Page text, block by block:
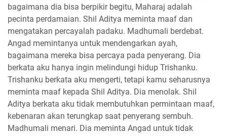
bagaimana dia bisa berpikir begitu, Maharaj adalah
pecinta perdamaian. Shil Aditya meminta maaf dan
mengatakan percayalah padaku. Madhumali berdebat.
Angad memintanya untuk mendengarkan ayah,
bagaimana mereka bisa percaya pada penyerang. Dia
berkata aku hanya ingin melindungi hidup Trishanku.
Trishanku berkata aku mengerti, tetapi kamu seharusnya
meminta maaf kepada Shil Aditya. Dia menolak. Shil
Aditya berkata aku tidak membutuhkan permintaan maaf,
kebenaran akan terungkap saat penyerang sembuh.
Madhumali menari. Dia meminta Angad untuk tidak